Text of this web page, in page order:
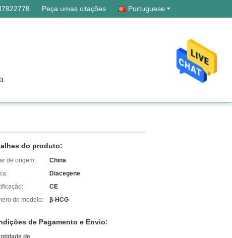
Peça umas citações Portuguese
do produto:
de origem:
China
Diacegene
CE
do modelo:
β-HCG
de Pagamento e Envio:
de